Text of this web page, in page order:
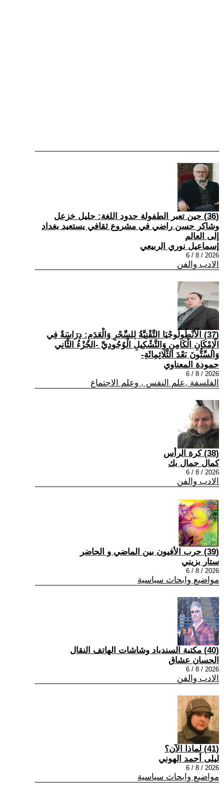
(36) حين تعبر الطفولة حدود اللغة: جليل خزعل
وشاكر حسن راضي في مشروع ثقافي يستعيد بغداد
إلى العالم
إسماعيل نوري الربيعي
2026 / 8 / 6
الادب والفن
(37) الْأَنْطُولُوجْيَا التِّقْنِيَّةُ لِلسِّحْرِ وَالْعَدَمِ: دِرَاسَةٌ فِي
الْإِمْكَانِ الْكَامِنِ وَالتَّشْكِيلِ الْوُجُودِيِّ -الجُزْءُ الثَّانِي
وَالسِّتُّونَ بَعْدَ الثَّلَاثِمِائَةِ-
حمودة المعناوي
2026 / 8 / 6
الفلسفة ,علم النفس , وعلم الاجتماع
(38) كرة الرأس
كمال جمال بك
2026 / 8 / 6
الادب والفن
(39) حرب الأفيون بين الماضي و الحاضر
ستار بزيني
2026 / 8 / 6
مواضيع وابحاث سياسية
(40) مكتبة السندباد وشاشات الهاتف النقال
الحسان عشاق
2026 / 8 / 6
الادب والفن
(41) لماذا الآن؟
ليلى أحمد الهوني
2026 / 8 / 6
مواضيع وابحاث سياسية